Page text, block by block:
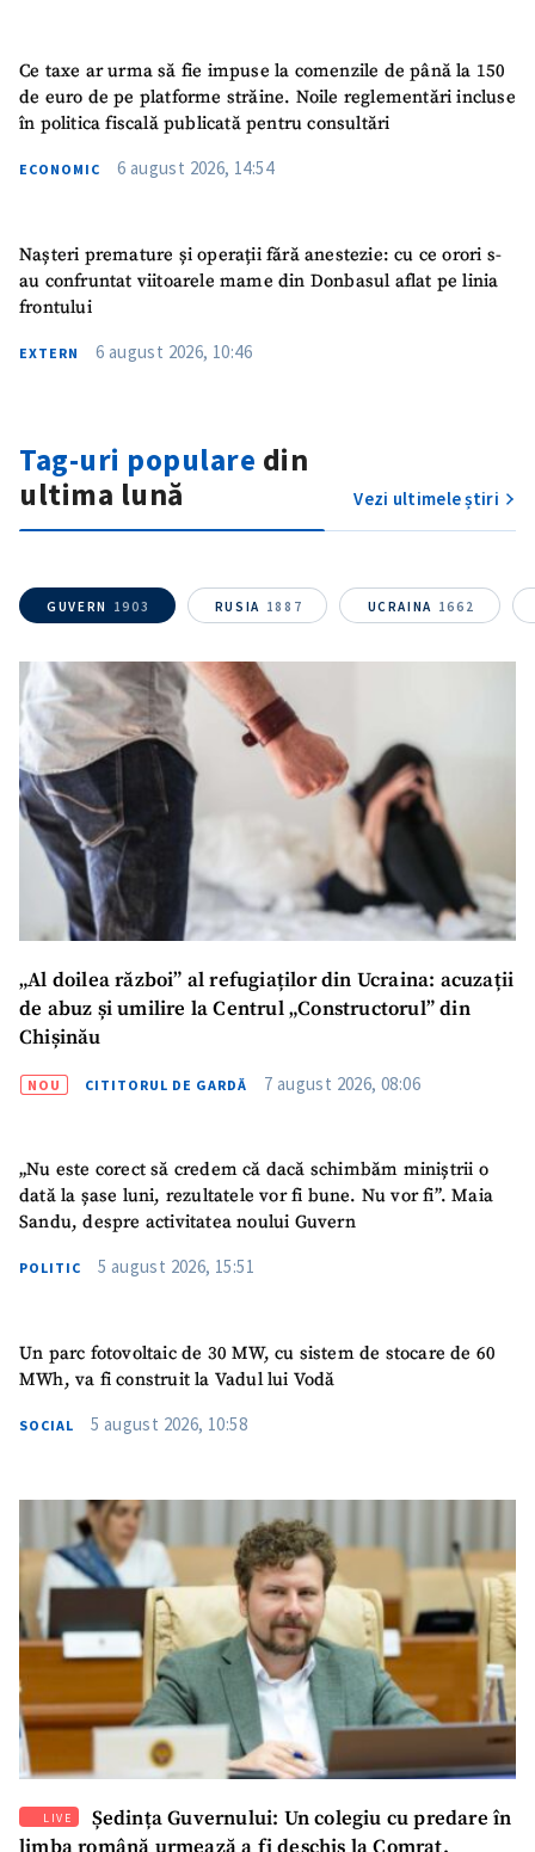
SUSȚINE
Ce taxe ar urma să fie impuse la comenzile de până la 150
de euro de pe platforme străine. Noile reglementări incluse
în politica fiscală publicată pentru consultări
ECONOMIC 6 august 2026, 14:54
Nașteri premature și operații fără anestezie: cu ce orori s-
au confruntat viitoarele mame din Donbasul aflat pe linia
frontului
EXTERN 6 august 2026, 10:46
Tag-uri populare din
ultima lună
Vezi ultimele știri
GUVERN 1903 RUSIA 1887 UCRAINA 1662
„Al doilea război” al refugiaților din Ucraina: acuzații
de abuz și umilire la Centrul „Constructorul” din
Chișinău
NOU CITITORUL DE GARDĂ 7 august 2026, 08:06
„Nu este corect să credem că dacă schimbăm miniștrii o
dată la șase luni, rezultatele vor fi bune. Nu vor fi”. Maia
Sandu, despre activitatea noului Guvern
POLITIC 5 august 2026, 15:51
Un parc fotovoltaic de 30 MW, cu sistem de stocare de 60
MWh, va fi construit la Vadul lui Vodă
SOCIAL 5 august 2026, 10:58
LIVE
Ședința Guvernului: Un colegiu cu predare în
Titlu știre
+ Adaugă titlu
CONTACT SURSĂ
Nume+ Numele meu
+ Emailul meu
Telefon
+ Telefon personal
Am citit și sunt de
acord cupolitica de
confidențialitate.
TRIMITE ȘTIREA